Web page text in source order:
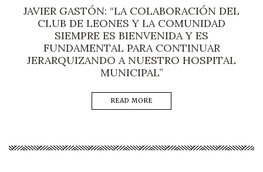
JAVIER GASTÓN: “LA COLABORACIÓN DEL
CLUB DE LEONES Y LA COMUNIDAD
SIEMPRE ES BIENVENIDA Y ES
FUNDAMENTAL PARA CONTINUAR
JERARQUIZANDO A NUESTRO HOSPITAL
MUNICIPAL”
READ MORE